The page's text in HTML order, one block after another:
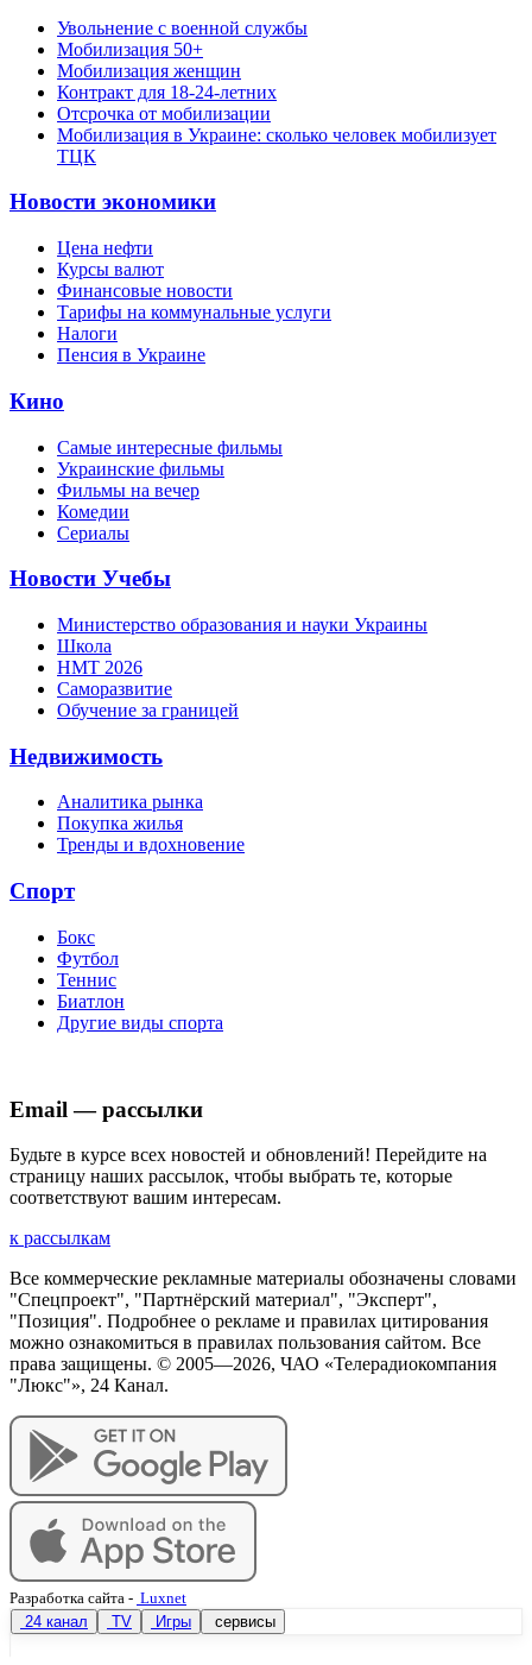
Увольнение с военной службы
Мобилизация 50+
Мобилизация женщин
Контракт для 18-24-летних
Отсрочка от мобилизации
Мобилизация в Украине: сколько человек мобилизует
ТЦК
Новости экономики
Цена нефти
Курсы валют
Финансовые новости
Тарифы на коммунальные услуги
Налоги
Пенсия в Украине
Кино
Самые интересные фильмы
Украинские фильмы
Фильмы на вечер
Комедии
Сериалы
Новости Учебы
Министерство образования и науки Украины
Школа
НМТ 2026
Саморазвитие
Обучение за границей
Недвижимость
Аналитика рынка
Покупка жилья
Тренды и вдохновение
Спорт
Бокс
Футбол
Теннис
Биатлон
Другие виды спорта
Email — рассылки
Будьте в курсе всех новостей и обновлений! Перейдите на
страницу наших рассылок, чтобы выбрать те, которые
соответствуют вашим интересам.
к рассылкам
Все коммерческие рекламные материалы обозначены словами
"Спецпроект", "Партнёрский материал", "Эксперт",
"Позиция". Подробнее о рекламе и правилах цитирования
можно ознакомиться в правилах пользования сайтом. Все
права защищены. © 2005—2026, ЧАО «Телерадиокомпания
"Люкс"», 24 Канал.
Разработка сайта - Luxnet
24 канал
TV Игры сервисы